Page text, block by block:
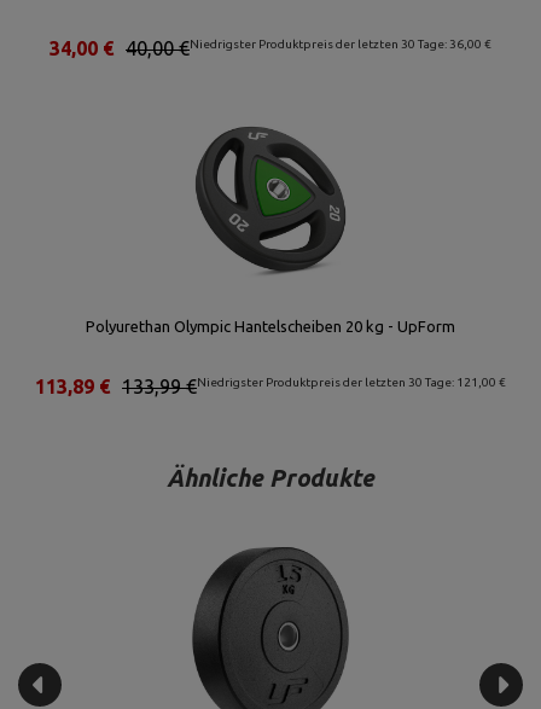
Niedrigster Produktpreis der letzten 30 Tage: 36,00 €
40,00 €
34,00 €
Polyurethan Olympic Hantelscheiben 20 kg - UpForm
Niedrigster Produktpreis der letzten 30 Tage: 121,00 €
133,99 €
113,89 €
Ähnliche Produkte